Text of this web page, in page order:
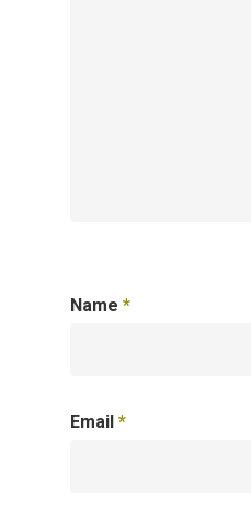
Name *
Email *